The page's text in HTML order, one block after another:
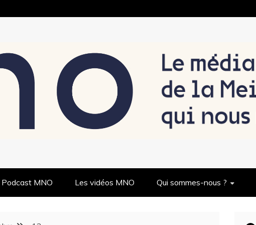
Podcast MNO Les vidéos MNO Qui sommes-nous ?